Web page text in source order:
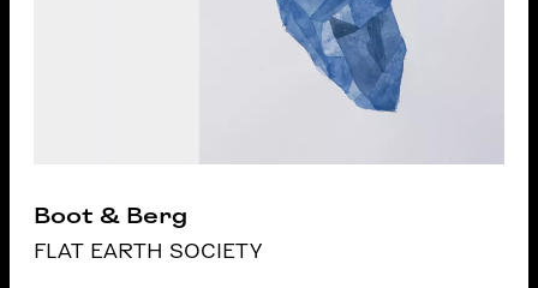
Boot & Berg
FLAT EARTH SOCIETY